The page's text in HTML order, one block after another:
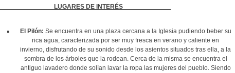
LUGARES DE INTERÉS
El Pilón: Se encuentra en una plaza cercana a la Iglesia pudiendo beber su
rica agua, caracterizada por ser muy fresca en verano y caliente en
invierno, disfrutando de su sonido desde los asientos situados tras ella, a la
sombra de los árboles que la rodean. Cerca de la misma se encuentra el
antiguo lavadero donde solían lavar la ropa las mujeres del pueblo. Siendo